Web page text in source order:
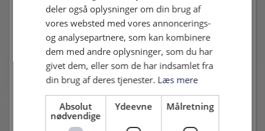
Overfør det ønskede beløb via:
Jyske Bank 7134-1053289
(Angiv i kommentarfelt: (Fulde navn + fødselsår +
“Aktietegning”)
Send følgende oplysninger tilholding@hif.dk
Fulde navn
Adresse
CPR-/CVR-nummer
deler også oplysninger om din brug af
vores websted med vores annoncerings-
og analysepartnere, som kan kombinere
dem med andre oplysninger, som du har
givet dem, eller som de har indsamlet fra
din brug af deres tjenester. Læs mere
Absolut
nødvendige
Ydeevne Målretning